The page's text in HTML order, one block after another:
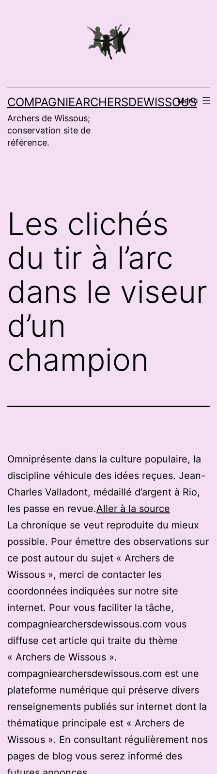
COMPAGNIEARCHERSDEWISSOUS
Archers de Wissous;
conservation site de
référence.
Menu
Les clichés
du tir à l’arc
dans le viseur
d’un
champion
Omniprésente dans la culture populaire, la
discipline véhicule des idées reçues. Jean-
Charles Valladont, médaillé d’argent à Rio,
les passe en revue.Aller à la source
La chronique se veut reproduite du mieux
possible. Pour émettre des observations sur
ce post autour du sujet « Archers de
Wissous », merci de contacter les
coordonnées indiquées sur notre site
internet. Pour vous faciliter la tâche,
compagniearchersdewissous.com vous
diffuse cet article qui traite du thème
« Archers de Wissous ».
compagniearchersdewissous.com est une
plateforme numérique qui préserve divers
renseignements publiés sur internet dont la
thématique principale est « Archers de
Wissous ». En consultant régulièrement nos
pages de blog vous serez informé des